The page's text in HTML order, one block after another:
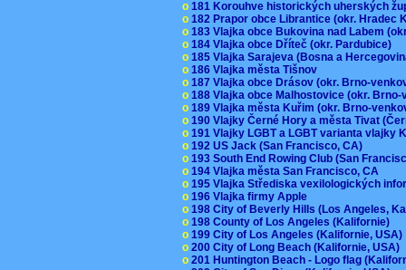
o 181 Korouhve historických uherských
o 182 Prapor obce Librantice (okr. Hradec
o 183 Vlajka obce Bukovina nad Labem
o 184 Vlajka obce Dříteč (okr. Pardubice)
o 185 Vlajka Sarajeva (Bosna a
o 186 Vlajka města Tišnov
o 187 Vlajka obce Drásov (okr. Brno-
o 188 Vlajka obce Malhostovice (okr.
o 189 Vlajka města Kuřim (okr. Brno-
o 190 Vlajky Černé Hory a města Tivat
o 191 Vlajky LGBT a LGBT varianta vlajky
o 192 US Jack (San Francisco, CA)
o 193 South End Rowing Club (San
o 194 Vlajka města San Francisco, CA
o 195 Vlajka Střediska vexilologických
o 196 Vlajka firmy Apple
o 198 City of Beverly Hills (Los Angeles,
o 198 County of Los Angeles (Kalifornie)
o 199 City of Los Angeles (Kalifornie,
o 200 City of Long Beach (Kalifornie, USA)
o 201 Huntington Beach - Logo flag